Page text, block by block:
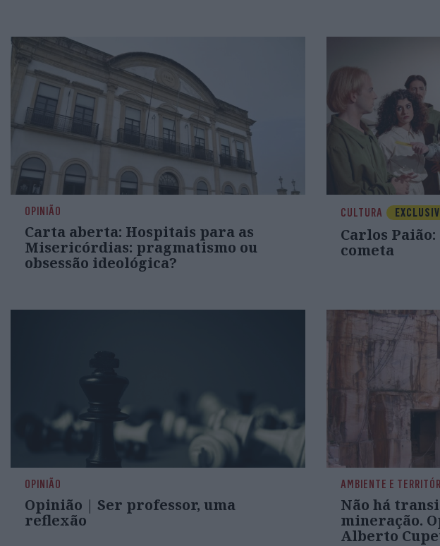
OPINIÃO
Carta aberta: Hospitais para as
Misericórdias: pragmatismo ou
obsessão ideológica?
CULTURA
Carlos
cometa
OPINIÃO
Opinião | Ser professor, uma
reflexão
AMBIENTE E
Não há
mineração.
Alberto